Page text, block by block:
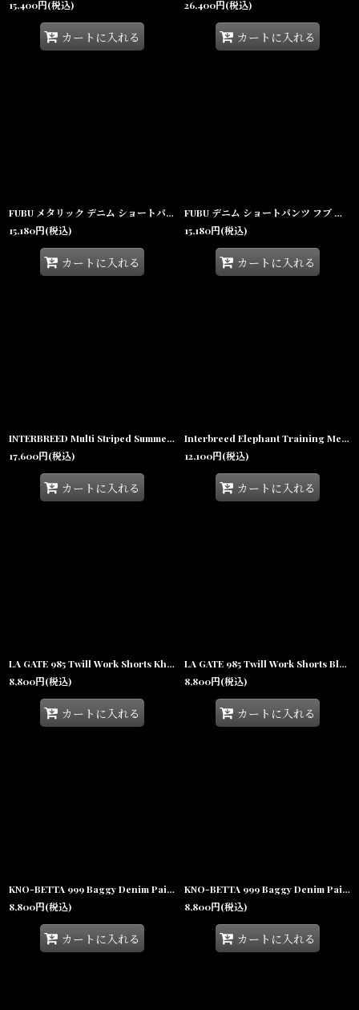
15,400円(税込)
カートに入れる
26,400円(税込)
カートに入れる
FUBU メタリック デニム ショートパンツ フブ ジーンズ ハーフパンツ ラメ Y2K 沖縄 ショートパンツ 沖縄 メンズ服 Navy
15,180円(税込)
カートに入れる
FUBU デニム ショートパンツ フブ ジーンズ ハーフパンツ 13.5オンス 沖縄 メンズ服 Light Blue
15,180円(税込)
カートに入れる
INTERBREED Multi Striped Summer Shorts Natural インターブリード マルチ ストライプ サマー ショーツ ショートパンツ ハーフパンツ コットン リゾート 沖縄 ストリートファッション
17,600円(税込)
カートに入れる
Interbreed Elephant Training Mesh Shorts トレーニング メッシュ ショーツ バスケジャージ ハーフパンツ
12,100円(税込)
カートに入れる
LA GATE 985 Twill Work Shorts Khaki ワーク ショーツ ハーフパンツ
8,800円(税込)
カートに入れる
LA GATE 985 Twill Work Shorts Black ワーク ショーツ ハーフパンツ
8,800円(税込)
カートに入れる
KNO-BETTA 999 Baggy Denim Painter Shorts Dark Blue デニム ペインター ショーツ ハーフパンツ
8,800円(税込)
カートに入れる
KNO-BETTA 999 Baggy Denim Painter Shorts Raw Indigo Blue デニム ペインター ショーツ ハーフパンツ
8,800円(税込)
カートに入れる